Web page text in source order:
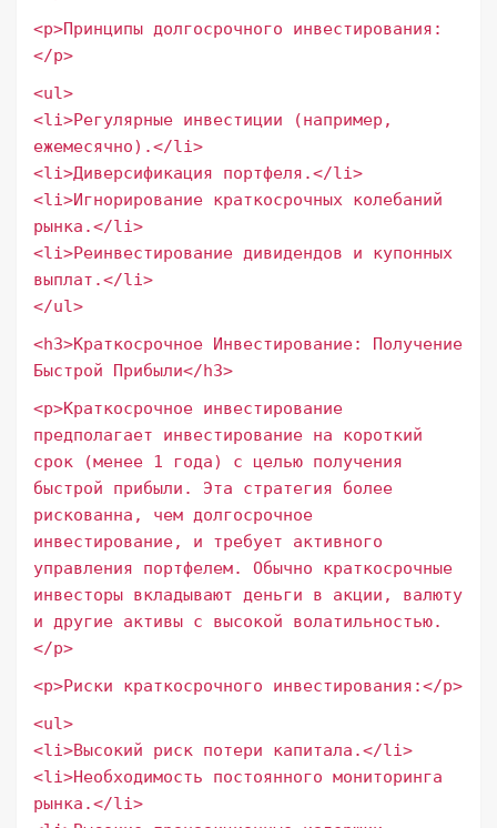
<p>Принципы долгосрочного инвестирования:
</p>
<ul>
<li>Регулярные инвестиции (например,
ежемесячно).</li>
<li>Диверсификация портфеля.</li>
<li>Игнорирование краткосрочных колебаний
рынка.</li>
<li>Реинвестирование дивидендов и купонных
выплат.</li>
</ul>
<h3>Краткосрочное Инвестирование: Получение
Быстрой Прибыли</h3>
<p>Краткосрочное инвестирование
предполагает инвестирование на короткий
срок (менее 1 года) с целью получения
быстрой прибыли. Эта стратегия более
рискованна, чем долгосрочное
инвестирование, и требует активного
управления портфелем. Обычно краткосрочные
инвесторы вкладывают деньги в акции, валюту
и другие активы с высокой волатильностью.
</p>
<p>Риски краткосрочного инвестирования:</p>
<ul>
<li>Высокий риск потери капитала.</li>
<li>Необходимость постоянного мониторинга
рынка.</li>